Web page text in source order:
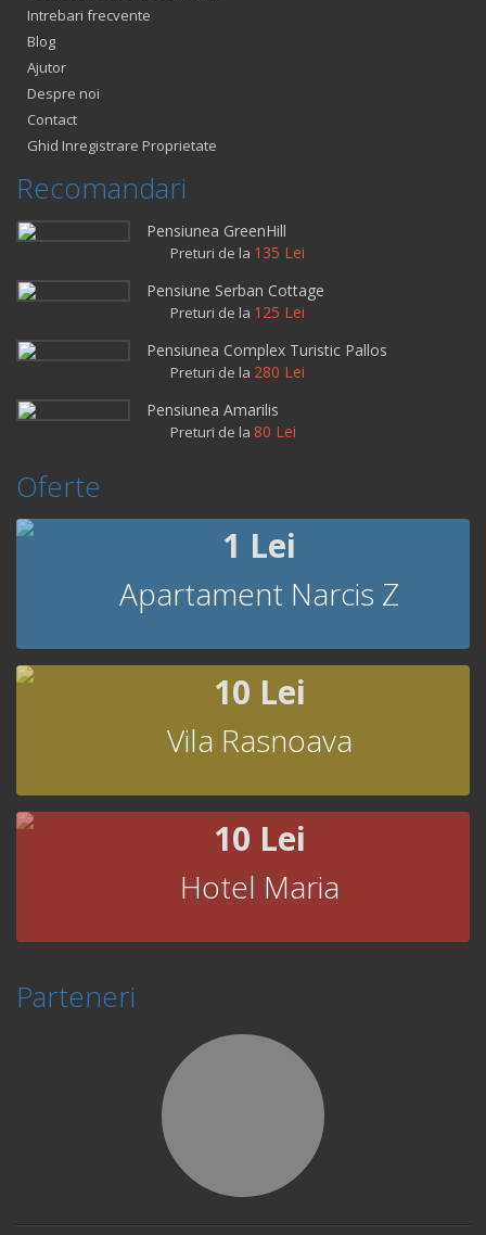
Intrebari frecvente
Blog
Ajutor
Despre noi
Contact
Ghid Inregistrare Proprietate
Recomandari
Pensiunea GreenHill
Preturi de la 135 Lei
Pensiune Serban Cottage
Preturi de la 125 Lei
Pensiunea Complex Turistic Pallos
Preturi de la 280 Lei
Pensiunea Amarilis
Preturi de la 80 Lei
Oferte
1 Lei
Apartament Narcis Z
10 Lei
Vila Rasnoava
10 Lei
Hotel Maria
Parteneri